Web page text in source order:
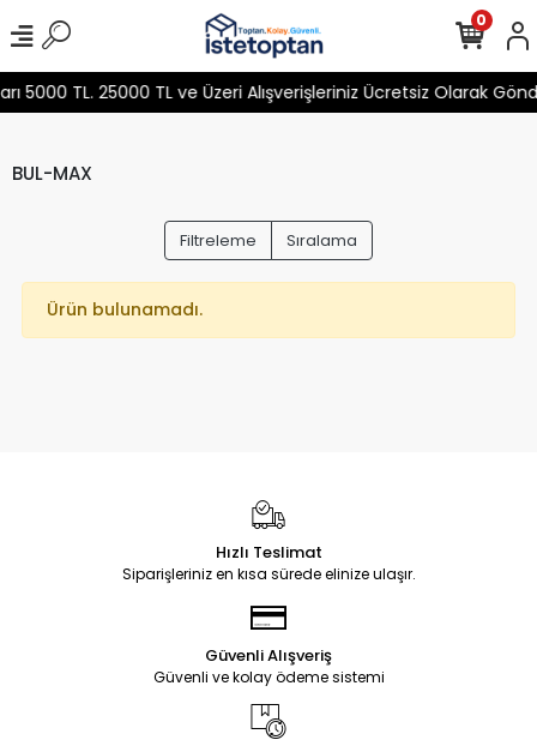
5000 TL. 25000 TL ve Üzeri Alışverişleriniz Ücretsiz Olarak
0
BUL-MAX
Filtreleme Sıralama
Ürün bulunamadı.
Hızlı Teslimat
Siparişleriniz en kısa sürede elinize ulaşır.
Güvenli Alışveriş
Güvenli ve kolay ödeme sistemi